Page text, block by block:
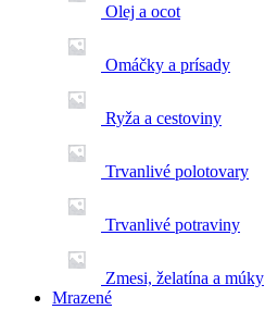
Olej a ocot
Omáčky a prísady
Ryža a cestoviny
Trvanlivé polotovary
Trvanlivé potraviny
Zmesi, želatína a múky
Mrazené